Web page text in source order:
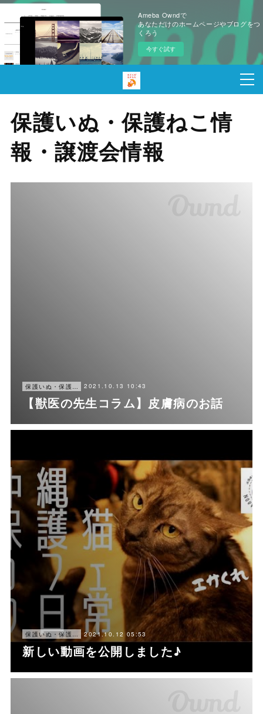
Ameba Owndで
あなただけのホームページやブログをつ
くろう
今すぐ試す
保護いぬ・保護ねこ情
報・譲渡会情報
2021.10.13 10:43
【獣医の先生コラム】皮膚病のお話
保護いぬ・保護ねこ情報・譲渡会情報 2021.10.12 05:53
新しい動画を公開しました♪